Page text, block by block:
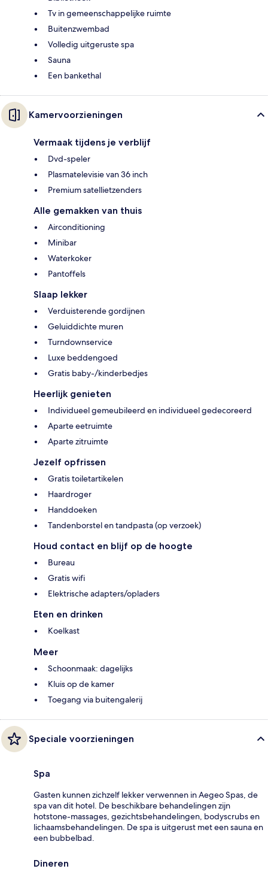
Tv in gemeenschappelijke ruimte
Buitenzwembad
Volledig uitgeruste spa
Sauna
Een bankethal
Kamervoorzieningen
Vermaak tijdens je verblijf
Dvd-speler
Plasmatelevisie van 36 inch
Premium satellietzenders
Alle gemakken van thuis
Airconditioning
Minibar
Waterkoker
Pantoffels
Slaap lekker
Verduisterende gordijnen
Geluiddichte muren
Turndownservice
Luxe beddengoed
Gratis baby-/kinderbedjes
Heerlijk genieten
Individueel gemeubileerd en individueel gedecoreerd
Aparte eetruimte
Aparte zitruimte
Jezelf opfrissen
Gratis toiletartikelen
Haardroger
Handdoeken
Tandenborstel en tandpasta (op verzoek)
Houd contact en blijf op de hoogte
Bureau
Gratis wifi
Elektrische adapters/opladers
Eten en drinken
Koelkast
Meer
Schoonmaak: dagelijks
Kluis op de kamer
Toegang via buitengalerij
Speciale voorzieningen
Spa
Gasten kunnen zichzelf lekker verwennen in Aegeo Spas, de
spa van dit hotel. De beschikbare behandelingen zijn
hotstone-massages, gezichtsbehandelingen, bodyscrubs en
lichaamsbehandelingen. De spa is uitgerust met een sauna en
een bubbelbad.
Dineren